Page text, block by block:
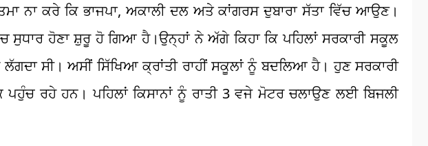
ਨਾ ਕਰੇ ਕਿ ਭਾਜਪਾ, ਅਕਾਲੀ ਦਲ ਅਤੇ ਕਾਂਗਰਸ ਦੁਬਾਰਾ ਸੱਤਾ ਵਿੱਚ ਆਉਣ।
ਸੁਧਾਰ ਹੋਣਾ ਸ਼ੁਰੂ ਹੋ ਗਿਆ ਹੈ।ਉਨ੍ਹਾਂ ਨੇ ਅੱਗੇ ਕਿਹਾ ਕਿ ਪਹਿਲਾਂ ਸਰਕਾਰੀ ਸਕੂਲ
ਸੀ। ਅਸੀਂ ਸਿੱਖਿਆ ਕ੍ਰਾਂਤੀ ਰਾਹੀਂ ਸਕੂਲਾਂ ਨੂੰ ਬਦਲਿਆ ਹੈ। ਹੁਣ ਸਰਕਾਰੀ
ਰਹੇ ਹਨ। ਪਹਿਲਾਂ ਕਿਸਾਨਾਂ ਨੂੰ ਰਾਤੀ 3 ਵਜੇ ਮੋਟਰ ਚਲਾਉਣ ਲਈ ਬਿਜਲੀ